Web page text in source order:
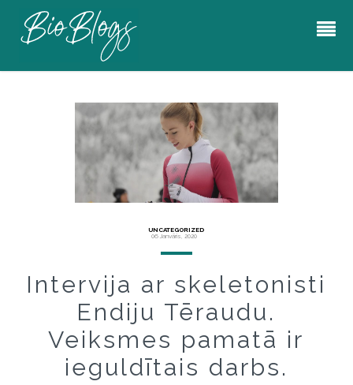
UNCATEGORIZED
06 Janvāris, 2020
Intervija ar skeletonisti
Endiju Tēraudu.
Veiksmes pamatā ir
ieguldītais darbs.